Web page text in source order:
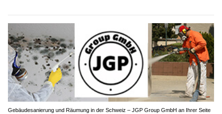
Gebäudesanierung und Räumung in der Schweiz – JGP Group GmbH an Ihrer Seite